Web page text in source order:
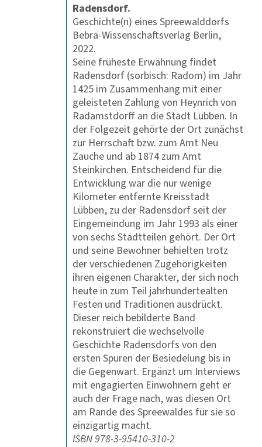
Radensdorf.
Geschichte(n) eines Spreewalddorfs
Bebra-Wissenschaftsverlag Berlin,
2022.
Seine früheste Erwähnung findet
Radensdorf (sorbisch: Radom) im Jahr
1425 im Zusammenhang mit einer
geleisteten Zahlung von Heynrich von
Radamstdorff an die Stadt Lübben. In
der Folgezeit gehörte der Ort zunächst
zur Herrschaft bzw. zum Amt Neu
Zauche und ab 1874 zum Amt
Steinkirchen. Entscheidend für die
Entwicklung war die nur wenige
Kilometer entfernte Kreisstadt
Lübben, zu der Radensdorf seit der
Eingemeindung im Jahr 1993 als einer
von sechs Stadtteilen gehört. Der Ort
und seine Bewohner behielten trotz
der verschiedenen Zugehörigkeiten
ihren eigenen Charakter, der sich noch
heute in zum Teil jahrhundertealten
Festen und Traditionen ausdrückt.
Dieser reich bebilderte Band
rekonstruiert die wechselvolle
Geschichte Radensdorfs von den
ersten Spuren der Besiedelung bis in
die Gegenwart. Ergänzt um Interviews
mit engagierten Einwohnern geht er
auch der Frage nach, was diesen Ort
am Rande des Spreewaldes für sie so
einzigartig macht.
ISBN 978-3-95410-310-2